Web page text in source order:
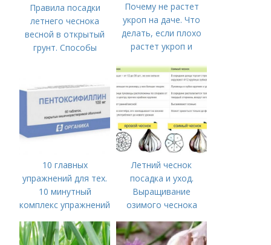
Правила посадки
летнего чеснока
весной в открытый
грунт. Способы
Почему не растет
укроп на даче. Что
делать, если плохо
растет укроп и
возникнуть такая
проблема
10 главных
упражнений для тех.
10 минутный
комплекс упражнений
времени на спорт
Летний чеснок
посадка и уход.
Выращивание
озимого чеснока